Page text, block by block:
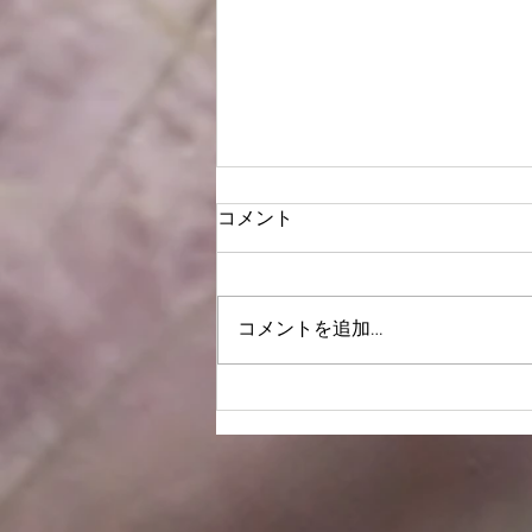
謹賀新年2021
コメント
コメントを追加…